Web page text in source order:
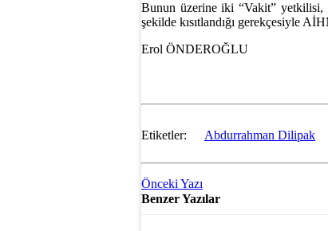
Bunun üzerine iki “Vakit” yetkilisi,
şekilde kısıtlandığı gerekçesiyle
Erol ÖNDEROĞLU
Etiketler: Abdurrahman Dilipak
Önceki Yazı
Benzer Yazılar